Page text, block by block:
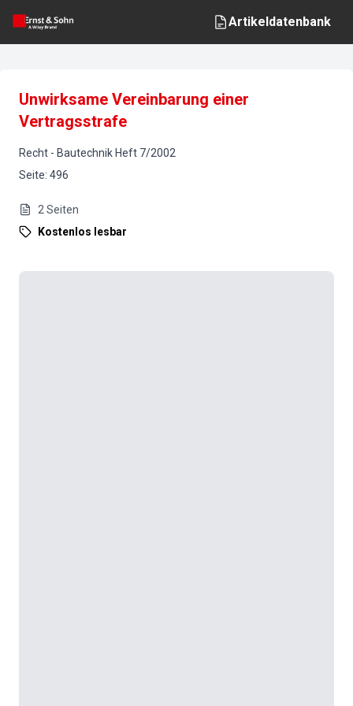
Artikeldatenbank
Unwirksame Vereinbarung einer
Vertragsstrafe
Recht - Bautechnik Heft 7/2002
Seite: 496
2 Seiten
Kostenlos lesbar